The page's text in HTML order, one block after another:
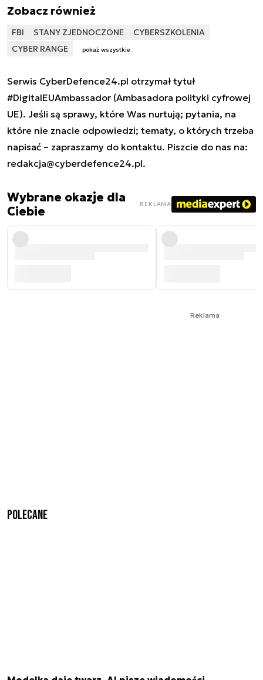
Zobacz również
FBI STANY ZJEDNOCZONE
CYBERSZKOLENIA
CYBER RANGE
pokaż wszystkie
Serwis CyberDefence24.pl otrzymał tytuł
#DigitalEUAmbassador (Ambasadora polityki cyfrowej
UE). Jeśli są sprawy, które Was nurtują; pytania, na
które nie znacie odpowiedzi; tematy, o których trzeba
napisać – zapraszamy do kontaktu. Piszcie do nas na:
redakcja@cyberdefence24.pl.
Wybrane okazje dla
Ciebie
REKLAMA
Reklama
Polecane